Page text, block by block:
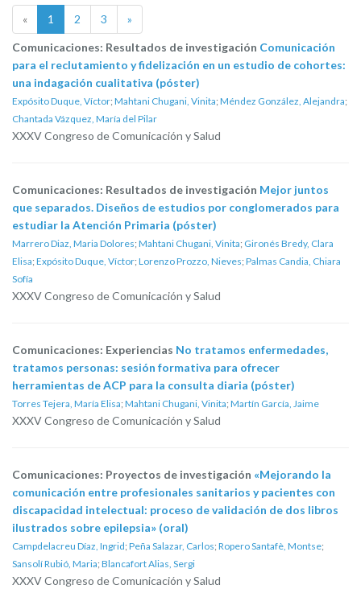
« 1 2 3 »
Comunicaciones: Resultados de investigación Comunicación
para el reclutamiento y fidelización en un estudio de cohortes:
una indagación cualitativa (póster)
Expósito Duque, Víctor; Mahtani Chugani, Vinita; Méndez González, Alejandra;
Chantada Vázquez, María del Pilar
XXXV Congreso de Comunicación y Salud
Comunicaciones: Resultados de investigación Mejor juntos
que separados. Diseños de estudios por conglomerados para
estudiar la Atención Primaria (póster)
Marrero Diaz, Maria Dolores; Mahtani Chugani, Vinita; Gironés Bredy, Clara
Elisa; Expósito Duque, Víctor; Lorenzo Prozzo, Nieves; Palmas Candia, Chiara
Sofía
XXXV Congreso de Comunicación y Salud
Comunicaciones: Experiencias No tratamos enfermedades,
tratamos personas: sesión formativa para ofrecer
herramientas de ACP para la consulta diaria (póster)
Torres Tejera, María Elisa; Mahtani Chugani, Vinita; Martín García, Jaime
XXXV Congreso de Comunicación y Salud
Comunicaciones: Proyectos de investigación «Mejorando la
comunicación entre profesionales sanitarios y pacientes con
discapacidad intelectual: proceso de validación de dos libros
ilustrados sobre epilepsia» (oral)
Campdelacreu Díaz, Ingrid; Peña Salazar, Carlos; Ropero Santafè, Montse;
Sansolí Rubió, Maria; Blancafort Alias, Sergi
XXXV Congreso de Comunicación y Salud